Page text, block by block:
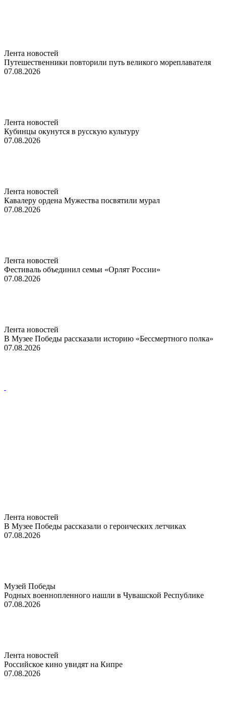
Лента новостей
Путешественники повторили путь великого мореплавателя
07.08.2026
Лента новостей
Кубинцы окунутся в русскую культуру
07.08.2026
Лента новостей
Кавалеру ордена Мужества посвятили мурал
07.08.2026
Лента новостей
Фестиваль объединил семьи «Орлят России»
07.08.2026
Лента новостей
В Музее Победы рассказали историю «Бессмертного полка»
07.08.2026
Лента новостей
В Музее Победы рассказали о героических летчиках
07.08.2026
Музей Победы
Родных военнопленного нашли в Чувашской Республике
07.08.2026
Лента новостей
Российское кино увидят на Кипре
07.08.2026